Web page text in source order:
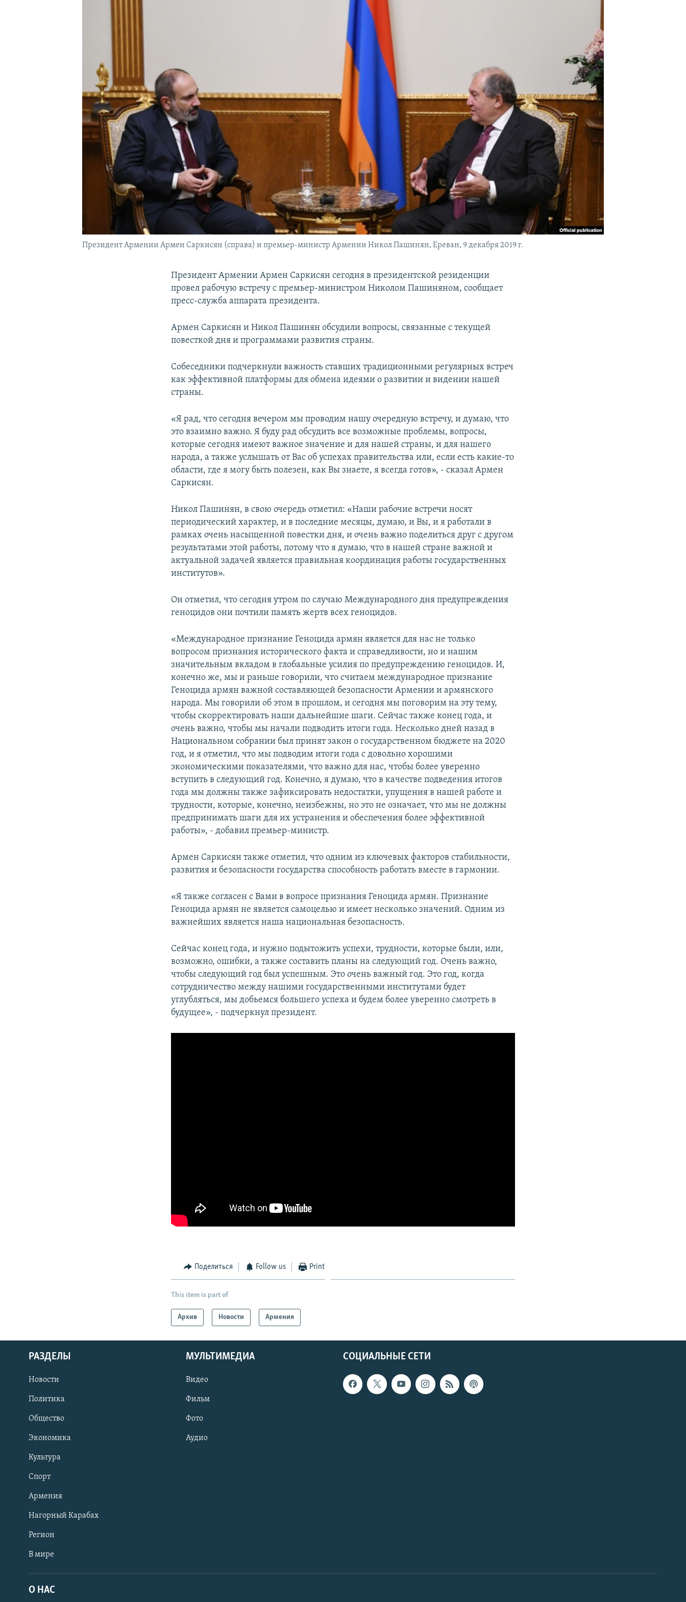
Президент Армении Армен Саркисян (справа) и премьер-министр Армении Никол Пашинян, Ереван, 9 декабря 2019 г.
Президент Армении Армен Саркисян сегодня в президентской резиденции
провел рабочую встречу с премьер-министром Николом Пашиняном, сообщает
пресс-служба аппарата президента.
Армен Саркисян и Никол Пашинян обсудили вопросы, связанные с текущей
повесткой дня и программами развития страны.
Собеседники подчеркнули важность ставших традиционными регулярных встреч
как эффективной платформы для обмена идеями о развитии и видении нашей
страны.
«Я рад, что сегодня вечером мы проводим нашу очередную встречу, и думаю, что
это взаимно важно. Я буду рад обсудить все возможные проблемы, вопросы,
которые сегодня имеют важное значение и для нашей страны, и для нашего
народа, а также услышать от Вас об успехах правительства или, если есть какие-то
области, где я могу быть полезен, как Вы знаете, я всегда готов», - сказал Армен
Саркисян.
Никол Пашинян, в свою очередь отметил: «Наши рабочие встречи носят
периодический характер, и в последние месяцы, думаю, и Вы, и я работали в
рамках очень насыщенной повестки дня, и очень важно поделиться друг с другом
результатами этой работы, потому что я думаю, что в нашей стране важной и
актуальной задачей является правильная координация работы государственных
институтов».
Он отметил, что сегодня утром по случаю Международного дня предупреждения
геноцидов они почтили память жертв всех геноцидов.
«Международное признание Геноцида армян является для нас не только
вопросом признания исторического факта и справедливости, но и нашим
значительным вкладом в глобальные усилия по предупреждению геноцидов. И,
конечно же, мы и раньше говорили, что считаем международное признание
Геноцида армян важной составляющей безопасности Армении и армянского
народа. Мы говорили об этом в прошлом, и сегодня мы поговорим на эту тему,
чтобы скорректировать наши дальнейшие шаги. Сейчас также конец года, и
очень важно, чтобы мы начали подводить итоги года. Несколько дней назад в
Национальном собрании был принят закон о государственном бюджете на 2020
год, и я отметил, что мы подводим итоги года с довольно хорошими
экономическими показателями, что важно для нас, чтобы более уверенно
вступить в следующий год. Конечно, я думаю, что в качестве подведения итогов
года мы должны также зафиксировать недостатки, упущения в нашей работе и
трудности, которые, конечно, неизбежны, но это не означает, что мы не должны
предпринимать шаги для их устранения и обеспечения более эффективной
работы», - добавил премьер-министр.
Армен Саркисян также отметил, что одним из ключевых факторов стабильности,
развития и безопасности государства способность работать вместе в гармонии.
«Я также согласен с Вами в вопросе признания Геноцида армян. Признание
Геноцида армян не является самоцелью и имеет несколько значений. Одним из
важнейших является наша национальная безопасность.
Сейчас конец года, и нужно подытожить успехи, трудности, которые были, или,
возможно, ошибки, а также составить планы на следующий год. Очень важно,
чтобы следующий год был успешным. Это очень важный год. Это год, когда
сотрудничество между нашими государственными институтами будет
углубляться, мы добьемся большего успеха и будем более уверенно смотреть в
будущее», - подчеркнул президент.
Поделиться Follow us Print
This item is part of
Архив Новости Армения
СОЦИАЛЬНЫЕ СЕТИ
РАЗДЕЛЫ
Новости
Политика
Общество
Экономика
Культура
Спорт
Армения
Нагорный Карабах
Регион
В мире
МУЛЬТИМЕДИА
Видео
Фильм
Фото
Аудио
О НАС